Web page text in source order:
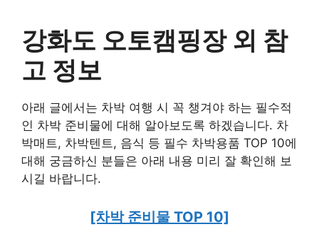
강화도 오토캠핑장 외 참
고 정보
아래 글에서는 차박 여행 시 꼭 챙겨야 하는 필수적
인 차박 준비물에 대해 알아보도록 하겠습니다. 차
박매트, 차박텐트, 음식 등 필수 차박용품 TOP 10에
대해 궁금하신 분들은 아래 내용 미리 잘 확인해 보
시길 바랍니다.
[차박 준비물 TOP 10]